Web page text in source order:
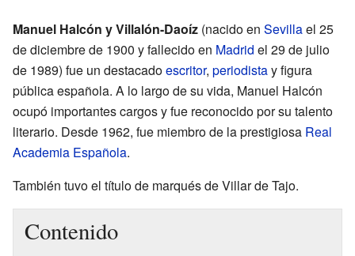
Manuel Halcón y Villalón-Daoíz (nacido en Sevillael 25
de diciembre de 1900 y fallecido en Madrid el 29 de julio
de 1989) fue un destacadoescritor, periodistay figura
pública española. A lo largo de su vida, Manuel Halcón
ocupó importantes cargos y fue reconocido por su talento
literario. Desde 1962, fue miembro de la prestigiosa Real
Academia Española.
También tuvo el título de marqués de Villar de Tajo.
Contenido